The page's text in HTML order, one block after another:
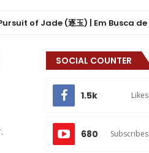
Jade (逐玉) | Em Busca de
SOCIAL COUNTER
1.5k Likes
680 Subscribes